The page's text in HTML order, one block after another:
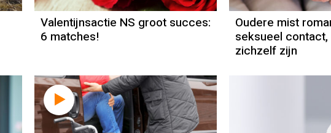
Valentijnsactie NS groot succes:
6 matches!
Oudere mist
seksueel contact,
zichzelf zijn